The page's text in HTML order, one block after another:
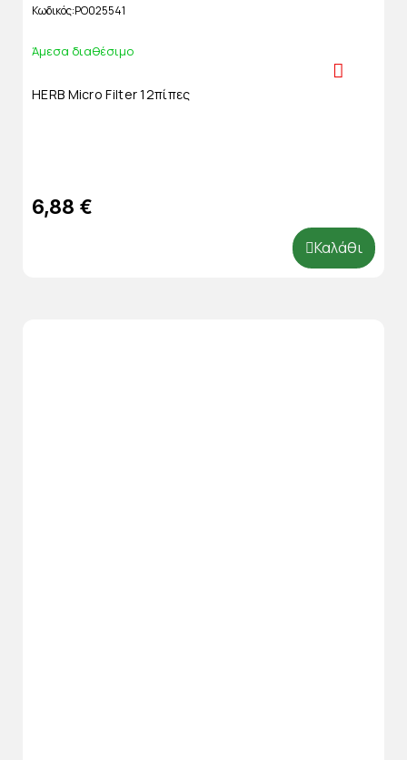
Κωδικός PO025541
Άμεσα διαθέσιμο
HERB Micro Filter 12πίπες
6,88 €
Καλάθι